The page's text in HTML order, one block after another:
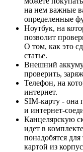
на нем важные
определенные
Ноутбук, на
позволит
О том, как это
статье.
Внешний
проверить,
Телефон, на
интернет.
SIM-карту - она
и интернет-
Канцелярскую
идет в
понадобятся
картой из